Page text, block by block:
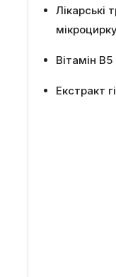
Лікарські
Вітамін
Екстракт